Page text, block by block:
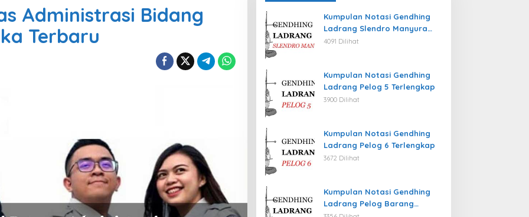
Administrasi Bidang
Terbaru
Kumpulan Notasi Gendhing
Ladrang Slendro Manyura
Terlengkap
4091 Dilihat
Kumpulan Notasi Gendhing
Ladrang Pelog 5 Terlengkap
3900 Dilihat
Kumpulan Notasi Gendhing
Ladrang Pelog 6 Terlengkap
3672 Dilihat
Kumpulan Notasi Gendhing
Ladrang Pelog Barang